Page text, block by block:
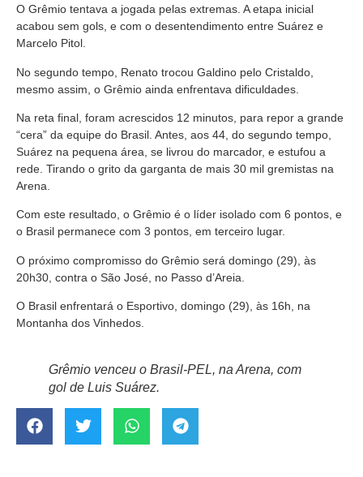
O Grêmio tentava a jogada pelas extremas. A etapa inicial
acabou sem gols, e com o desentendimento entre Suárez e
Marcelo Pitol.
No segundo tempo, Renato trocou Galdino pelo Cristaldo,
mesmo assim, o Grêmio ainda enfrentava dificuldades.
Na reta final, foram acrescidos 12 minutos, para repor a grande
“cera” da equipe do Brasil. Antes, aos 44, do segundo tempo,
Suárez na pequena área, se livrou do marcador, e estufou a
rede. Tirando o grito da garganta de mais 30 mil gremistas na
Arena.
Com este resultado, o Grêmio é o líder isolado com 6 pontos, e
o Brasil permanece com 3 pontos, em terceiro lugar.
O próximo compromisso do Grêmio será domingo (29), às
20h30, contra o São José, no Passo d’Areia.
O Brasil enfrentará o Esportivo, domingo (29), às 16h, na
Montanha dos Vinhedos.
Grêmio venceu o Brasil-PEL, na Arena, com
gol de Luis Suárez.